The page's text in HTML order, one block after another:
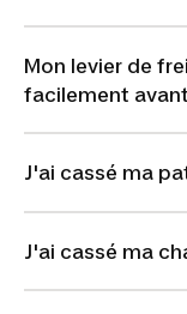
Mon levier de
facilement
J'ai cassé ma
J'ai cassé ma